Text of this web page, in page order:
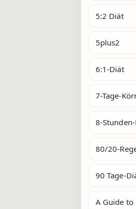
5:2 Diät
5plus2
6:1-Diät
7-Tage-
8-
80/20-
90 Tage-
A Guide